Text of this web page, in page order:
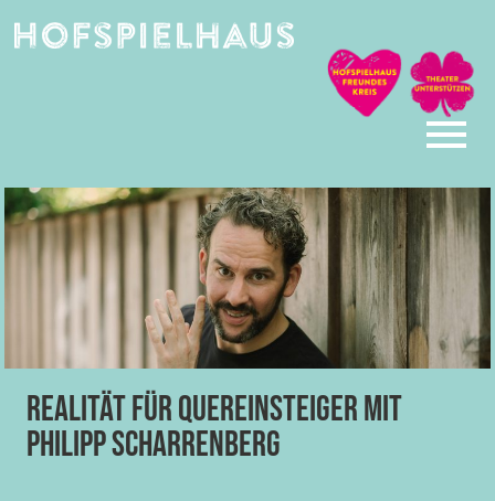
Realität für Quereinsteiger mit
Philipp Scharrenberg